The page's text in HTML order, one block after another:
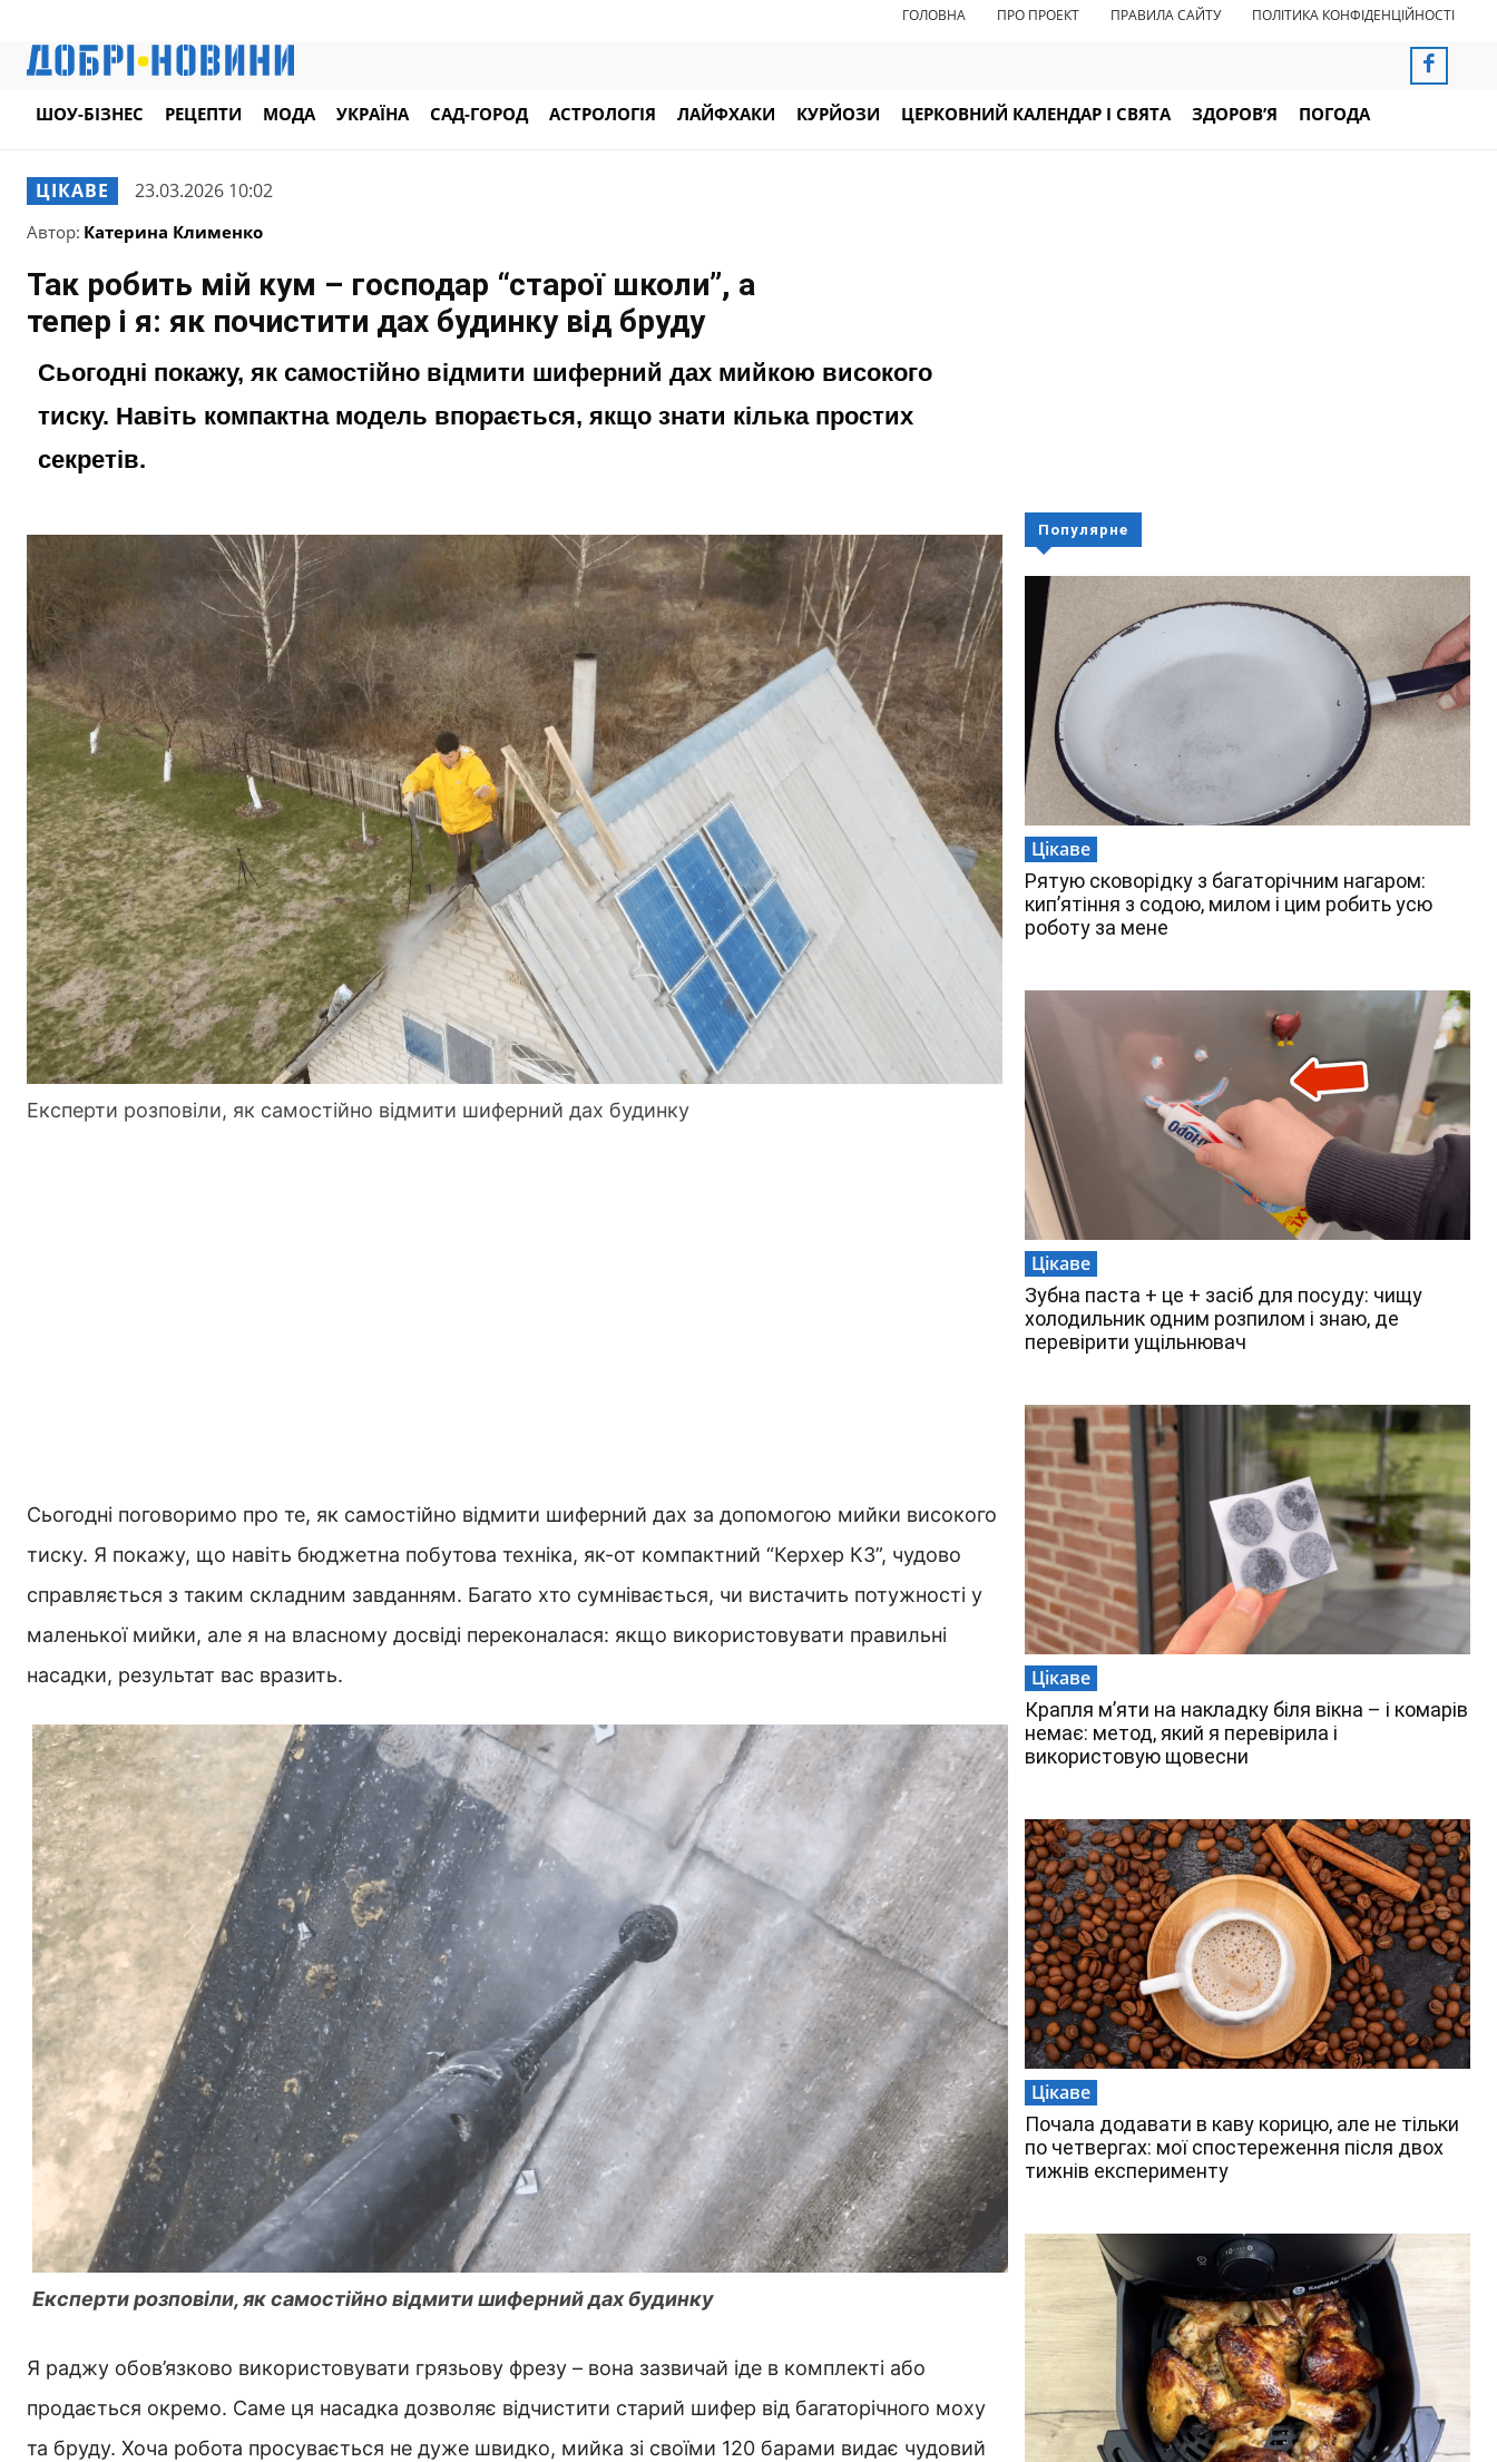
ГОЛОВНА ПРО ПРОЕКТ ПРАВИЛА САЙТУ ПОЛІТИКА КОНФІДЕНЦІЙНОСТІ
ШОУ-БІЗНЕС РЕЦЕПТИ МОДА УКРАЇНА САД-ГОРОД АСТРОЛОГІЯ ЛАЙФХАКИ КУРЙОЗИ ЦЕРКОВНИЙ КАЛЕНДАР І СВЯТА ЗДОРОВ’Я ПОГОДА
ЦІКАВЕ 23.03.2026 10:02
Автор: Катерина Клименко
Так робить мій кум – господар “старої школи”, а
тепер і я: як почистити дах будинку від бруду
Сьогодні покажу, як самостійно відмити шиферний дах мийкою високого
тиску. Навіть компактна модель впорається, якщо знати кілька простих
секретів.
Експерти розповіли, як самостійно відмити шиферний дах будинку
Сьогодні поговоримо про те, як самостійно відмити шиферний дах за допомогою мийки високого
тиску. Я покажу, що навіть бюджетна побутова техніка, як-от компактний “Керхер К3”, чудово
справляється з таким складним завданням. Багато хто сумнівається, чи вистачить потужності у
маленької мийки, але я на власному досвіді переконалася: якщо використовувати правильні
насадки, результат вас вразить.
Експерти розповіли, як самостійно відмити шиферний дах будинку
Я раджу обов’язково використовувати грязьову фрезу – вона зазвичай іде в комплекті або
продається окремо. Саме ця насадка дозволяє відчистити старий шифер від багаторічного моху
та бруду. Хоча робота просувається не дуже швидко, мийка зі своїми 120 барами видає чудовий
Популярне
Цікаве
Рятую сковорідку з багаторічним нагаром:
кип’ятіння з содою, милом і цим робить усю
роботу за мене
Цікаве
Зубна паста + це + засіб для посуду: чищу
холодильник одним розпилом і знаю, де
перевірити ущільнювач
Цікаве
Крапля м’яти на накладку біля вікна – і комарів
немає: метод, який я перевірила і
використовую щовесни
Цікаве
Почала додавати в каву корицю, але не тільки
по четвергах: мої спостереження після двох
тижнів експерименту